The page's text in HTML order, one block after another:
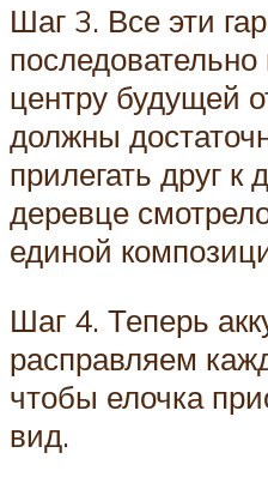
Шаг 3. Все эти
последовательно
центру будущей
должны
прилегать друг к
деревце
единой
Шаг 4. Теперь
расправляем
чтобы елочка
вид.